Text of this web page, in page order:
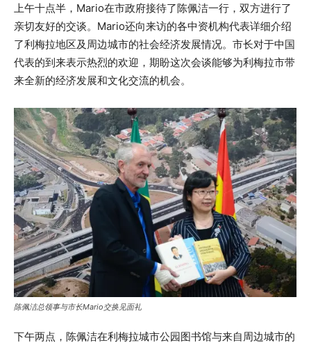
上午十点半，Mario在市政府接待了陈佩洁一行，双方进行了
亲切友好的交谈。Mario还向来访的各中资机构代表详细介绍
了利梅拉地区及周边城市的社会经济发展情况。市长对于中国
代表的到来表示热烈的欢迎，期盼这次会谈能够为利梅拉市带
来全新的经济发展和文化交流的机会。
陈佩洁总领事与市长Mario交换见面礼
下午两点，陈佩洁在利梅拉城市公园图书馆与来自周边城市的